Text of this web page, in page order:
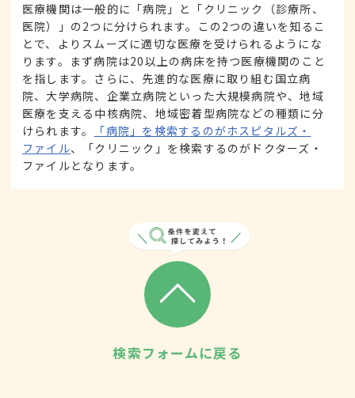
医療機関は一般的に「病院」と「クリニック（診療所、
医院）」の2つに分けられます。この2つの違いを知るこ
とで、よりスムーズに適切な医療を受けられるようにな
ります。まず病院は20以上の病床を持つ医療機関のこと
を指します。さらに、先進的な医療に取り組む国立病
院、大学病院、企業立病院といった大規模病院や、地域
医療を支える中核病院、地域密着型病院などの種類に分
けられます。
「病院」を検索するのがホスピタルズ・
ファイル、「クリニック」を検索するのがドクターズ・
ファイルとなります。
検索フォームに戻る